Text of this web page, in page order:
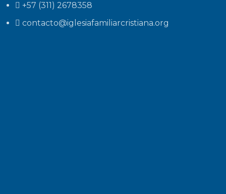
+57 (311) 2678358
contacto@iglesiafamiliarcristiana.org